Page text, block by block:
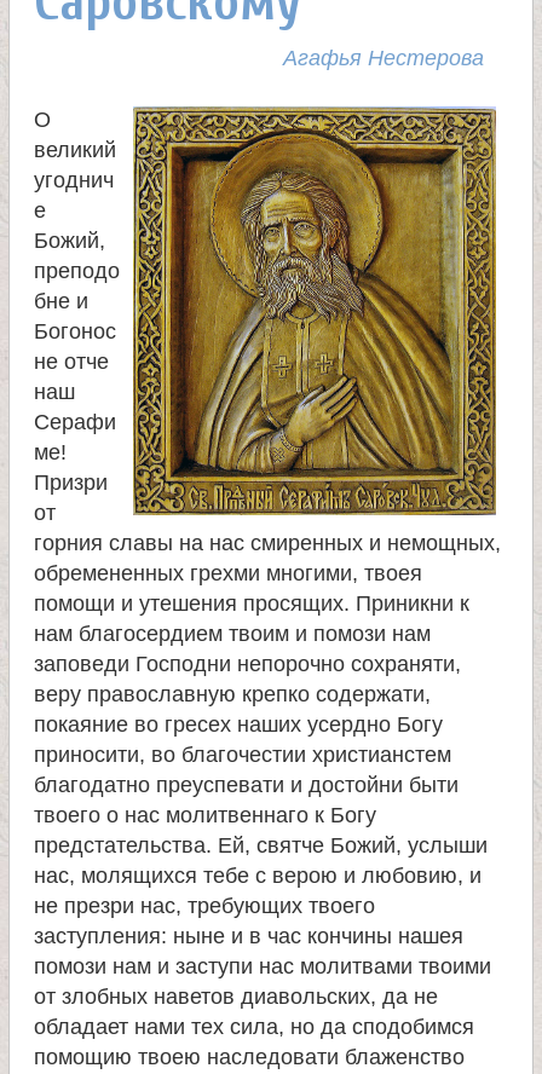
к
о
м
ч
н
и
к
и
ц
л
и
Агафья Нестерова
О
великий
угоднич
е
Божий,
преподо
бне и
Богонос
не отче
наш
Серафи
ме!
Призри
от
горния славы на нас смиренных и немощных,
обремененных грехми многими, твоея
помощи и утешения просящих. Приникни к
нам благосердием твоим и помози нам
заповеди Господни непорочно сохраняти,
веру православную крепко содержати,
покаяние во гресех наших усердно Богу
приносити, во благочестии христианстем
благодатно преуспевати и достойни быти
твоего о нас молитвеннаго к Богу
предстательства. Ей, святче Божий, услыши
нас, молящихся тебе с верою и любовию, и
не презри нас, требующих твоего
заступления: ныне и в час кончины нашея
помози нам и заступи нас молитвами твоими
от злобных наветов диавольских, да не
обладает нами тех сила, но да сподобимся
помощию твоею наследовати блаженство